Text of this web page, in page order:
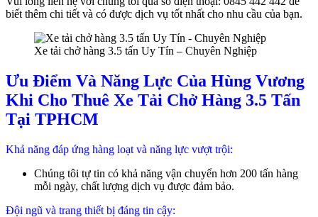
biết thêm chi tiết và có được dịch vụ tốt nhất cho nhu cầu của bạn.
Xe tải chở hàng 3.5 tấn Uy Tín – Chuyên Nghiệp
Ưu Điểm Và Năng Lực Của Hùng Vương
Khi Cho Thuê Xe Tải Chở Hàng 3.5 Tấn
Tại TPHCM
Khả năng đáp ứng hàng loạt và năng lực vượt trội:
Chúng tôi tự tin có khả năng vận chuyển hơn 200 tấn hàng
mỗi ngày, chất lượng dịch vụ được đảm bảo.
Đội ngũ và trang thiết bị đáng tin cậy: